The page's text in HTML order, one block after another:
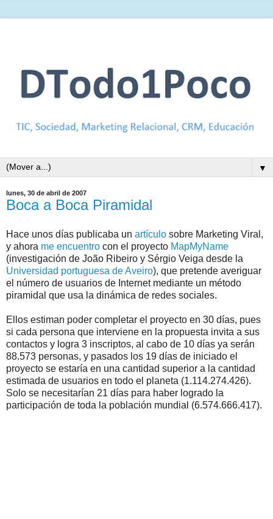
▼
lunes, 30 de abril de 2007
Boca a Boca Piramidal
Hace unos días publicaba un artículo sobre Marketing Viral,
y ahora me encuentro con el proyecto MapMyName
(investigación de João Ribeiro y Sérgio Veiga desde la
Universidad portuguesa de Aveiro), que pretende averiguar
el número de usuarios de Internet mediante un método
piramidal que usa la dinámica de redes sociales.
Ellos estiman poder completar el proyecto en 30 días, pues
si cada persona que interviene en la propuesta invita a sus
contactos y logra 3 inscriptos, al cabo de 10 días ya serán
88.573 personas, y pasados los 19 días de iniciado el
proyecto se estaría en una cantidad superior a la cantidad
estimada de usuarios en todo el planeta (1.114.274.426).
Solo se necesitarían 21 días para haber logrado la
participación de toda la población mundial (6.574.666.417).